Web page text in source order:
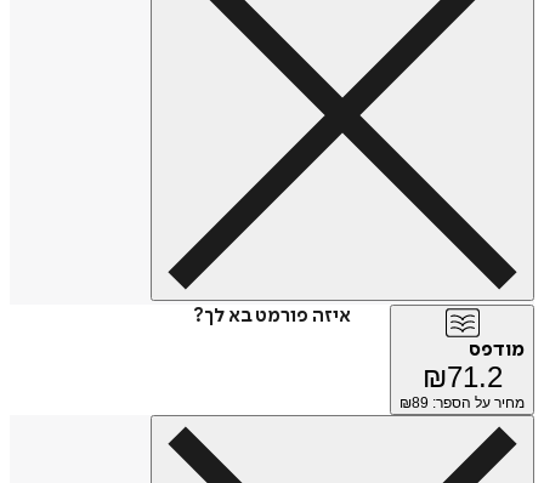
איזה פורמט בא לך?
מודפס
₪71.2
מחיר על הספר: ₪ 89